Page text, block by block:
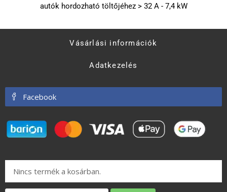
autók hordozható töltőjéhez > 32 A - 7,4 kW
Vásárlási információk
Adatkezelés
Facebook
Nincs termék a kosárban.